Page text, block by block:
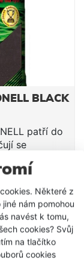
Některé z
nám pomohou
navést k tomu,
cookies? Svůj
na tlačítko
cookies
Brzda
pro lov
415m;
BLACK
patří do
se
a velmi
stojatých,
v rámci
hrubé,
Lze
tak
na krmném
aroma,